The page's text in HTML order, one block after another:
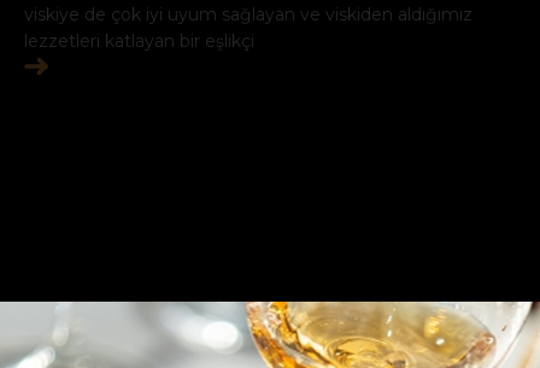
viskiye de çok iyi uyum sağlayan ve viskiden aldığımız
lezzetleri katlayan bir eşlikçi